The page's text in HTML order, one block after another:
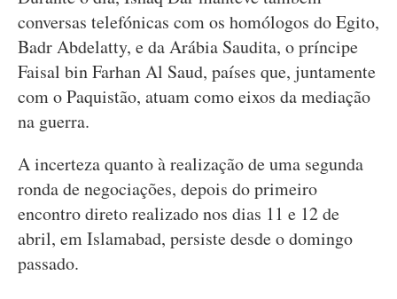
conversas telefónicas com os homólogos do Egito,
Badr Abdelatty, e da Arábia Saudita, o príncipe
Faisal bin Farhan Al Saud, países que, juntamente
com o Paquistão, atuam como eixos da mediação
na guerra.
A incerteza quanto à realização de uma segunda
ronda de negociações, depois do primeiro
encontro direto realizado nos dias 11 e 12 de
abril, em Islamabad, persiste desde o domingo
passado.